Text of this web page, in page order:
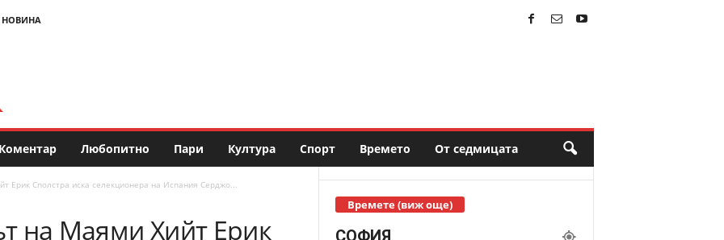
НОВИНА
Коментар Любопитно Пари Култура Спорт Времето От седмицата
Ерик Сполстра иска селекционера на Испания Серджо...
на Маями Хийт Ерик
Времете (виж още)
СОФИЯ